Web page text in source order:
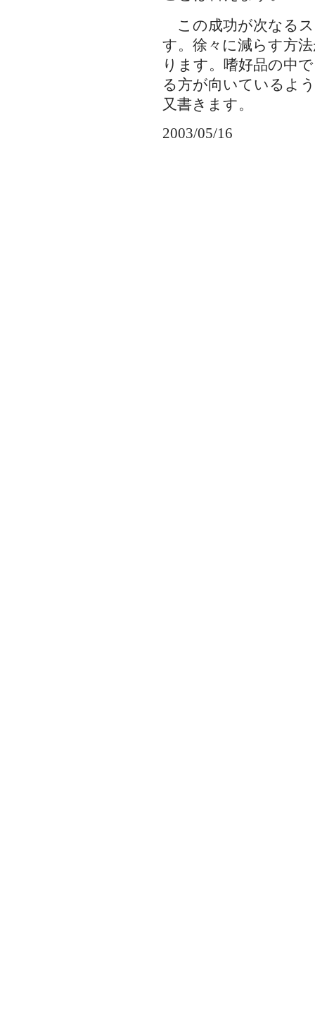
この成功が次なる
す。徐々に減らす方
ります。嗜好品の中
る方が向いているよ
又書きます。
2003/05/16